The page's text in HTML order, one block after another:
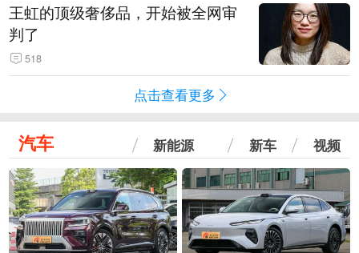
王虹的顶级奢侈品，开始被全网审
判了
518
点击查看更多
汽车 新能源 新车 视频